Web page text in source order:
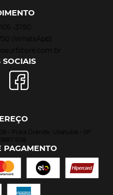
-3750
(WhatsApp)
SOCIAIS
- Praia Grande, Ubatuba - SP
508
PAGAMENTO